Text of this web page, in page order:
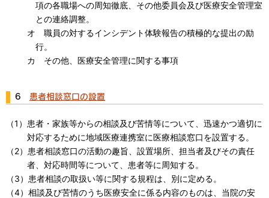
項の各職場への周知徹底、その他委員会及び医療安全管理室
との連絡調整。
オ 職員の対するインシデント体験報告の積極的な提出の励
行。
カ その他、医療安全管理に関する事項
6 患者相談窓口の設置
（1）患者・家族等からの相談及び苦情等について、迅速かつ適切に
対応するために地域医療連携室に医療相談窓口を設置する。
（2）患者相談窓口の活動の趣旨、設置場所、担当者及びその責任
者、対応時間等について、患者等に周知する。
（3）患者相談の取扱い等に関する規程は、別に定める。
（4）相談及び苦情のうち医療安全に係る内容のものは、当院の安